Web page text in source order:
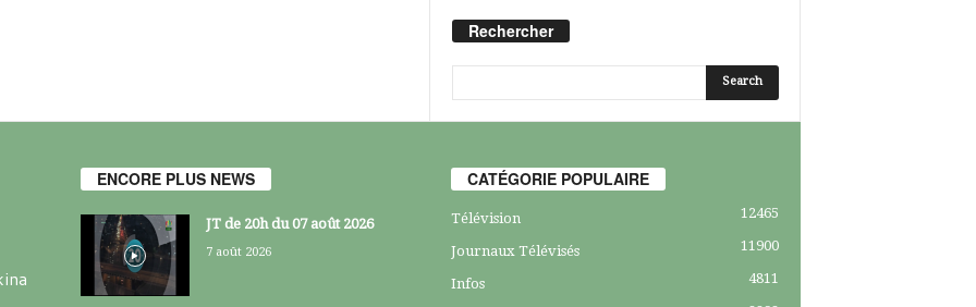
Rechercher
ENCORE PLUS NEWS
JT de 20h du 07 août 2026
7 août 2026
CATÉGORIE POPULAIRE
Télévision 12465
Journaux Télévisés 11900
Infos
4811